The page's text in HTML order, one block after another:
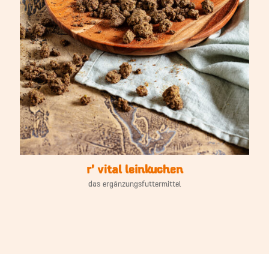
r’ vital leinkuchen
das ergänzungsfuttermittel